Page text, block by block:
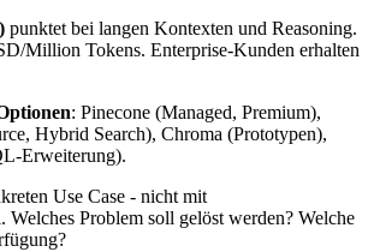
punktet bei langen Kontexten und Reasoning.
Million Tokens. Enterprise-Kunden erhalten
: Pinecone (Managed, Premium),
Hybrid Search), Chroma (Prototypen),
Erweiterung).
Use Case - nicht mit
Welches Problem soll gelöst werden? Welche